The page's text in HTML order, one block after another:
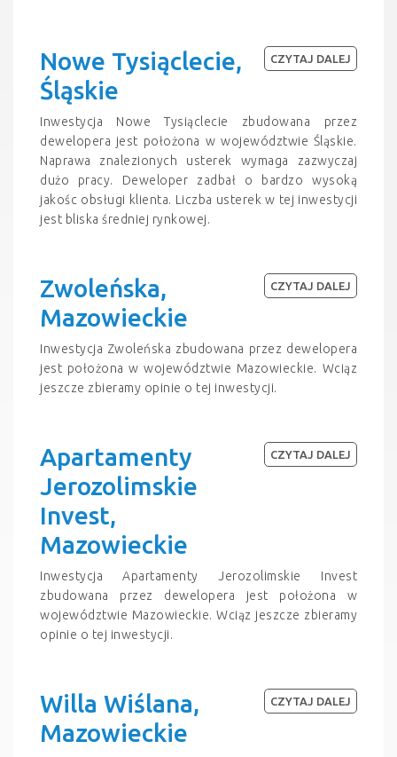
Nowe Tysiąclecie,
Śląskie
Inwestycja Nowe Tysiąclecie zbudowana przez
dewelopera jest położona w województwie Śląskie.
Naprawa znalezionych usterek wymaga zazwyczaj
dużo pracy. Deweloper zadbał o bardzo wysoką
jakośc obsługi klienta. Liczba usterek w tej inwestycji
jest bliska średniej rynkowej.
CZYTAJ DALEJ
Zwoleńska,
Mazowieckie
Inwestycja Zwoleńska zbudowana przez dewelopera
jest położona w województwie Mazowieckie. Wciąz
jeszcze zbieramy opinie o tej inwestycji.
CZYTAJ DALEJ
Apartamenty
Jerozolimskie
Invest,
Mazowieckie
Inwestycja Apartamenty Jerozolimskie Invest
zbudowana przez dewelopera jest położona w
województwie Mazowieckie. Wciąz jeszcze zbieramy
opinie o tej inwestycji.
CZYTAJ DALEJ
Willa Wiślana,
Mazowieckie
CZYTAJ DALEJ